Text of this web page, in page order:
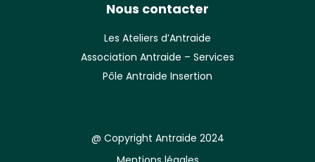
Nous contacter
Les Ateliers d’Antraide
Association Antraide – Services
Pôle Antraide Insertion
@ Copyright Antraide 2024